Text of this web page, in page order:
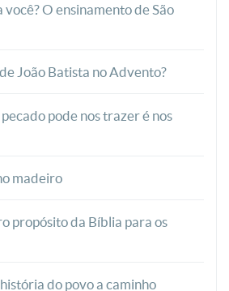
você? O ensinamento de São
João Batista no Advento?
pode nos trazer é nos
madeiro
propósito da Bíblia para os
do povo a caminho